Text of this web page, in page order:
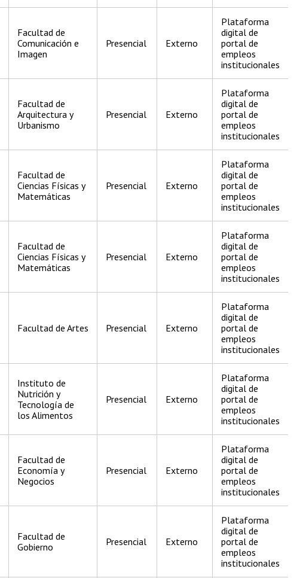
Facultad de
Comunicación e
Imagen
Presencial Externo
Plataforma
digital de
portal de
empleos
institucionales
Facultad de
Arquitectura y
Urbanismo
Presencial Externo
Plataforma
digital de
portal de
empleos
institucionales
Facultad de
Ciencias Físicas y
Matemáticas
Presencial Externo
Plataforma
digital de
portal de
empleos
institucionales
Facultad de
Ciencias Físicas y
Matemáticas
Presencial Externo
Plataforma
digital de
portal de
empleos
institucionales
Facultad de Artes Presencial Externo
Plataforma
digital de
portal de
empleos
institucionales
Instituto de
Nutrición y
Tecnología de
los Alimentos
Presencial Externo
Plataforma
digital de
portal de
empleos
institucionales
Facultad de
Economía y
Negocios
Presencial Externo
Plataforma
digital de
portal de
empleos
institucionales
Facultad de
Gobierno
Presencial Externo
Plataforma
digital de
portal de
empleos
institucionales